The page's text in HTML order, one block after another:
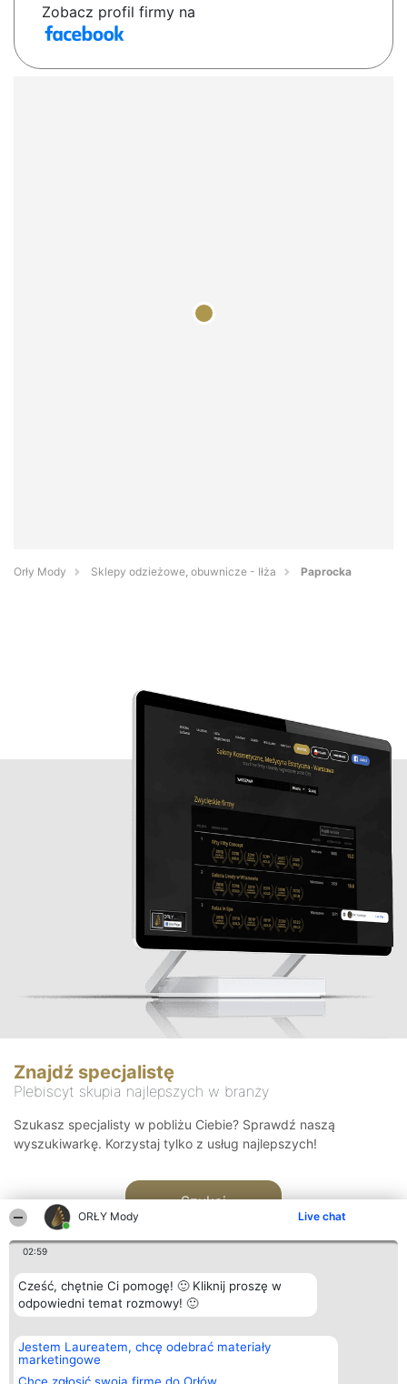
ORŁY Mody Live chat
02:59
Cześć, chętnie Ci pomogę! 🙂 Kliknij proszę w
odpowiedni temat rozmowy! 🙂
Jestem Laureatem, chcę odebrać materiały
marketingowe
Zobacz profil firmy na
Orły Mody Sklepy odzieżowe, obuwnicze - Iłża Paprocka
Znajdź specjalistę
Plebiscyt skupia najlepszych w branży
Szukasz specjalisty w pobliżu Ciebie? Sprawdź naszą
wyszukiwarkę. Korzystaj tylko z usług najlepszych!
Szukaj
Organizator plebiscytu
Bright Side Solutions sp. z o.
o. sp. k.
ul. Ruska 22
Plebiscyt
Laureaci
wszystkich
Kontakt
Kontakt